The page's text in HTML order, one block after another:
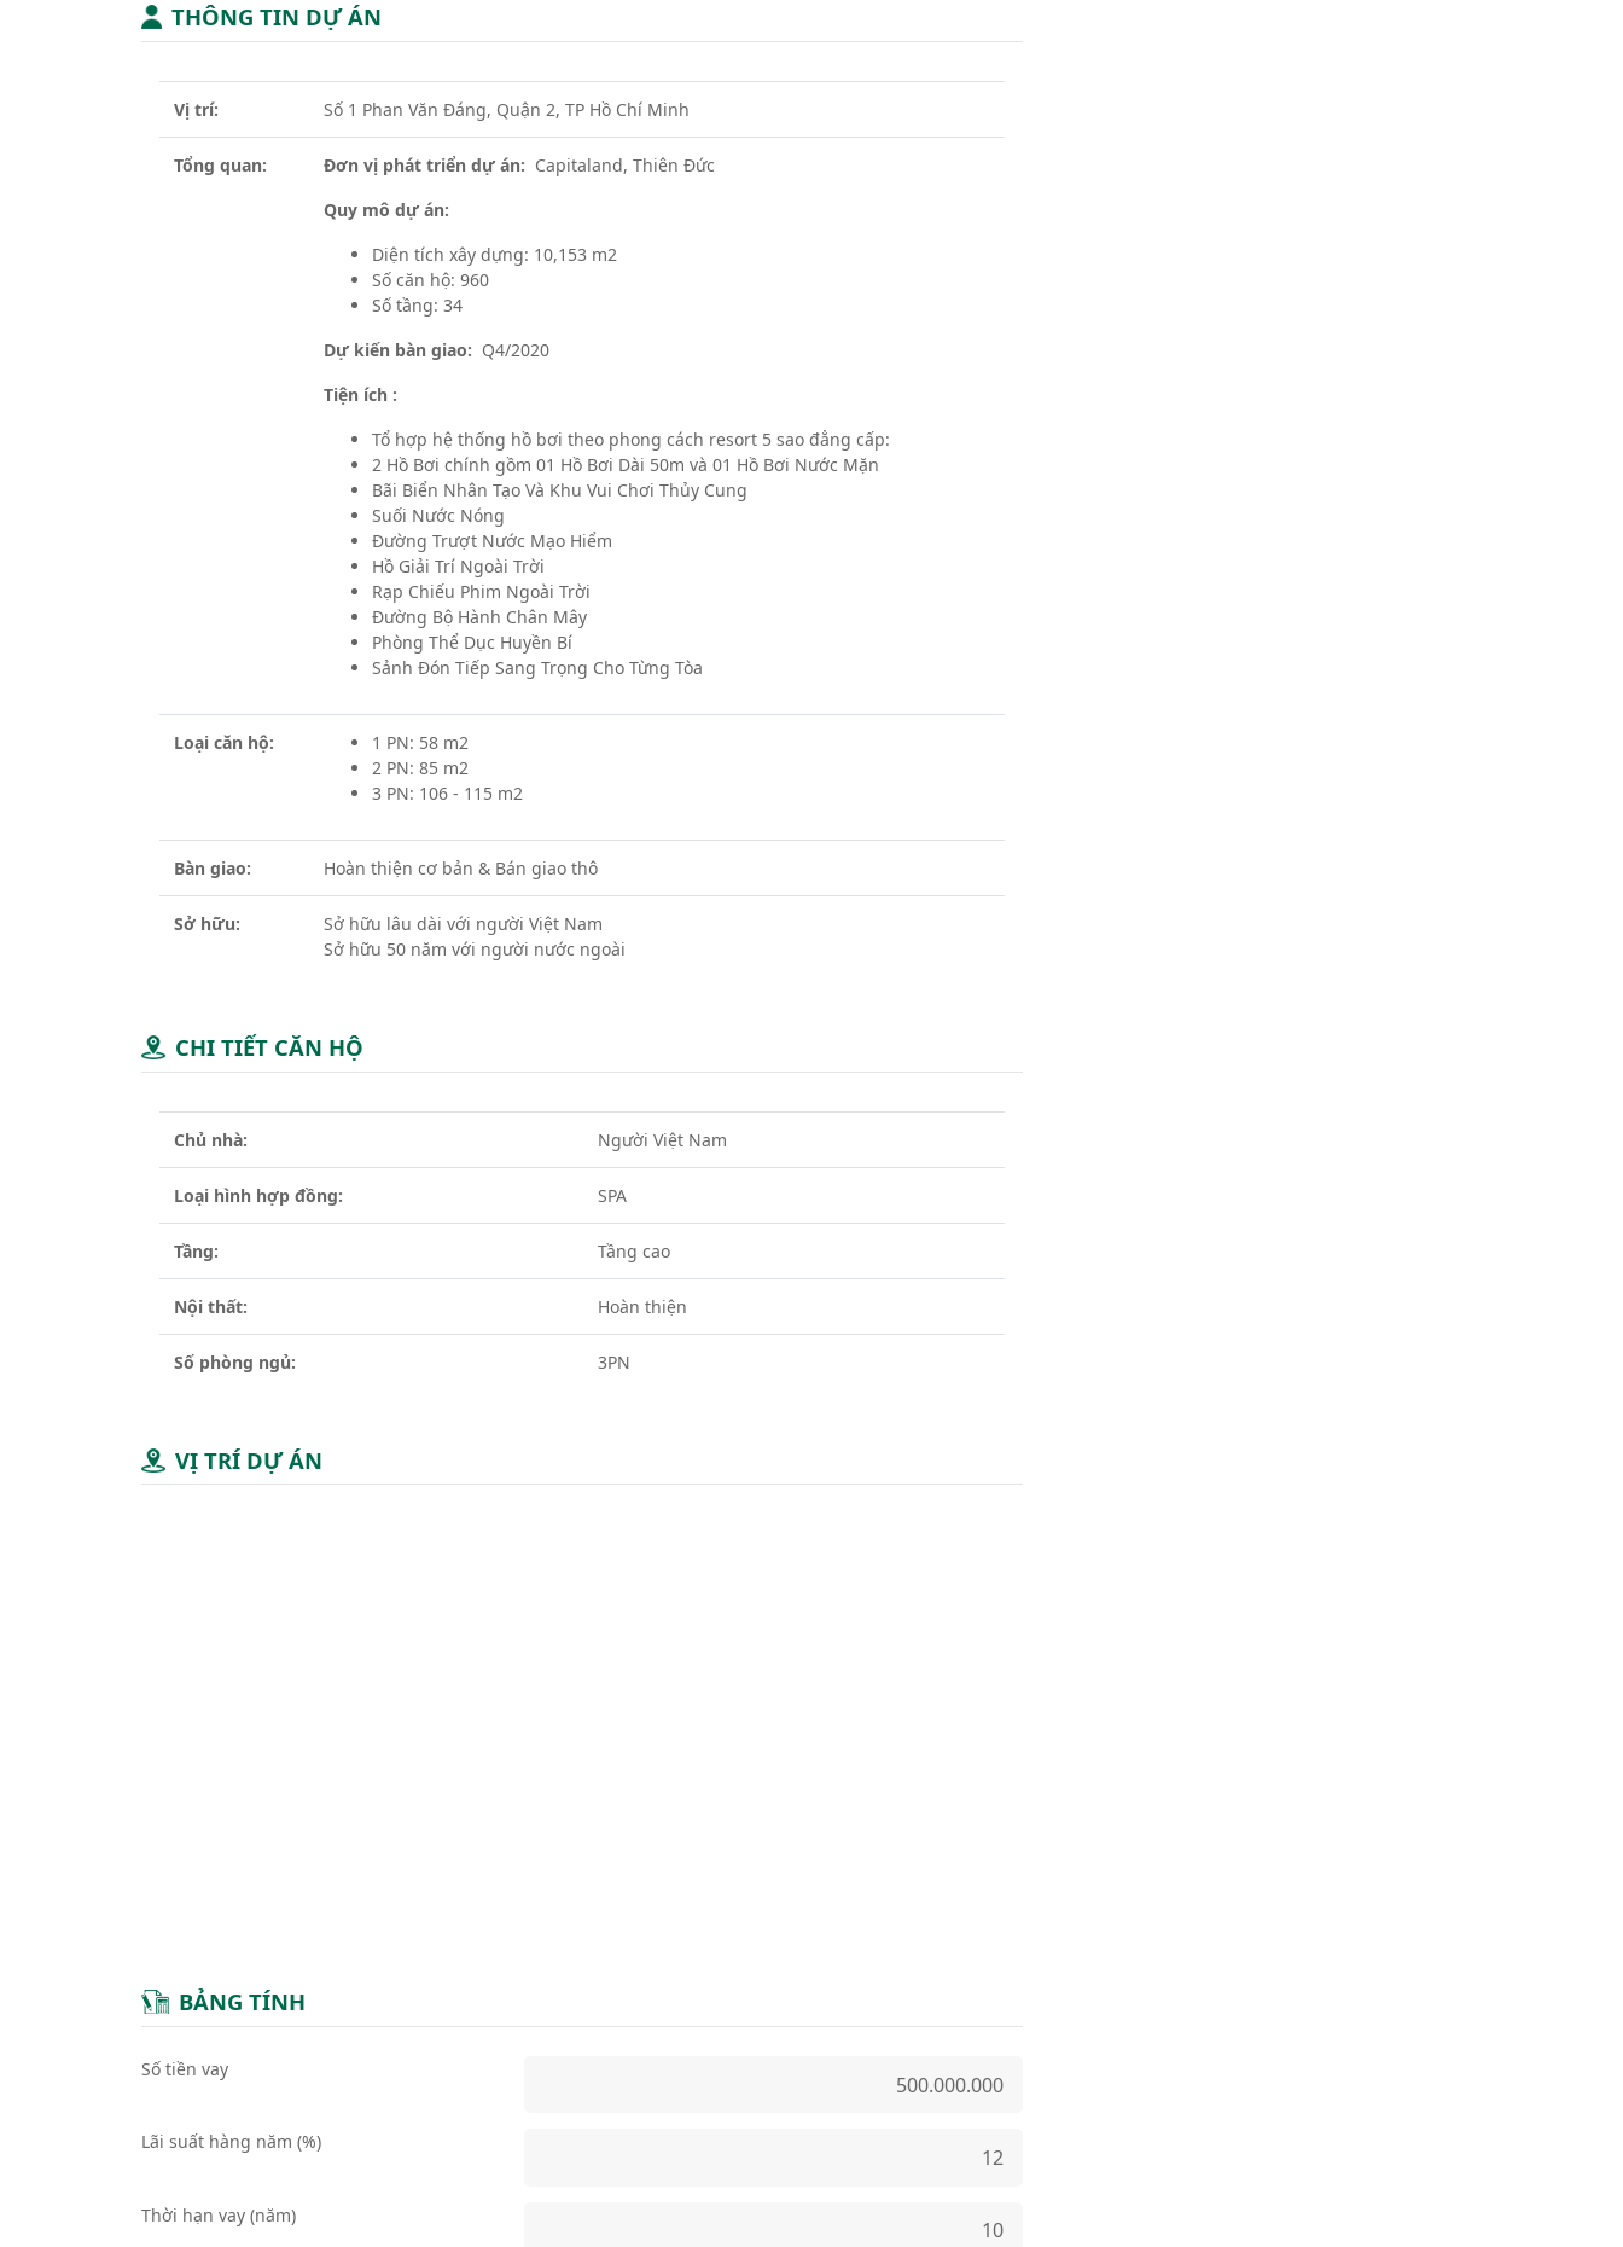
THÔNG TIN DỰ ÁN
Vị trí: Số 1 Phan Văn Đáng, Quận 2, TP Hồ Chí Minh
Tổng quan: Đơn vị phát triển dự án: Capitaland, Thiên Đức
Quy mô dự án:
Diện tích xây dựng: 10,153 m2
Số căn hộ: 960
Số tầng: 34
Dự kiến bàn giao: Q4/2020
Tiện ích :
Tổ hợp hệ thống hồ bơi theo phong cách resort 5 sao đẳng cấp:
2 Hồ Bơi chính gồm 01 Hồ Bơi Dài 50m và 01 Hồ Bơi Nước Mặn
Bãi Biển Nhân Tạo Và Khu Vui Chơi Thủy Cung
Suối Nước Nóng
Đường Trượt Nước Mạo Hiểm
Hồ Giải Trí Ngoài Trời
Rạp Chiếu Phim Ngoài Trời
Đường Bộ Hành Chân Mây
Phòng Thể Dục Huyền Bí
Sảnh Đón Tiếp Sang Trọng Cho Từng Tòa
Loại căn hộ:
1 PN: 58 m2
2 PN: 85 m2
3 PN: 106 - 115 m2
Bàn giao: Hoàn thiện cơ bản & Bán giao thô
Sở hữu:
Sở hữu lâu dài với người Việt Nam
Sở hữu 50 năm với người nước ngoài
CHI TIẾT CĂN HỘ
Chủ nhà: Người Việt Nam
Loại hình hợp đồng: SPA
Tầng: Tầng cao
Nội thất: Hoàn thiện
Số phòng ngủ: 3PN
VỊ TRÍ DỰ ÁN
BẢNG TÍNH
Số tiền vay
Lãi suất hàng năm (%)
Thời hạn vay (năm)